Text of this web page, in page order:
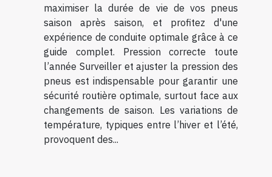
maximiser la durée de vie de vos pneus
saison après saison, et profitez d'une
expérience de conduite optimale grâce à ce
guide complet. Pression correcte toute
l’année Surveiller et ajuster la pression des
pneus est indispensable pour garantir une
sécurité routière optimale, surtout face aux
changements de saison. Les variations de
température, typiques entre l’hiver et l’été,
provoquent des...